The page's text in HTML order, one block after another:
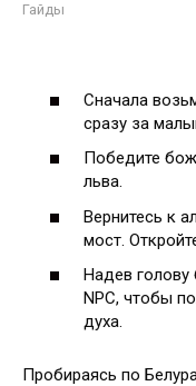
Гайды
Сначала
сразу за
Победите
льва.
Вернитесь к
мост.
Надев голову
NPC, чтобы
духа.
Пробираясь по